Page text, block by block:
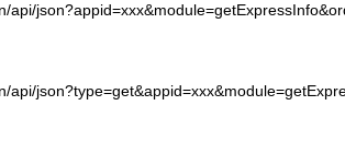
api/
api/